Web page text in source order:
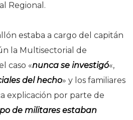
Regional.
estaba a cargo del capitán
la Multisectorial de
caso «nunca se investigó«,
del hecho» y los familiares
explicación por parte de
de militares estaban